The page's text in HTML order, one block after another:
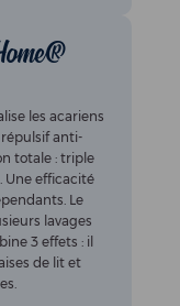
les acariens
anti-
totale : triple
Une efficacité
Le
lavages
3 effets : il
de lit et